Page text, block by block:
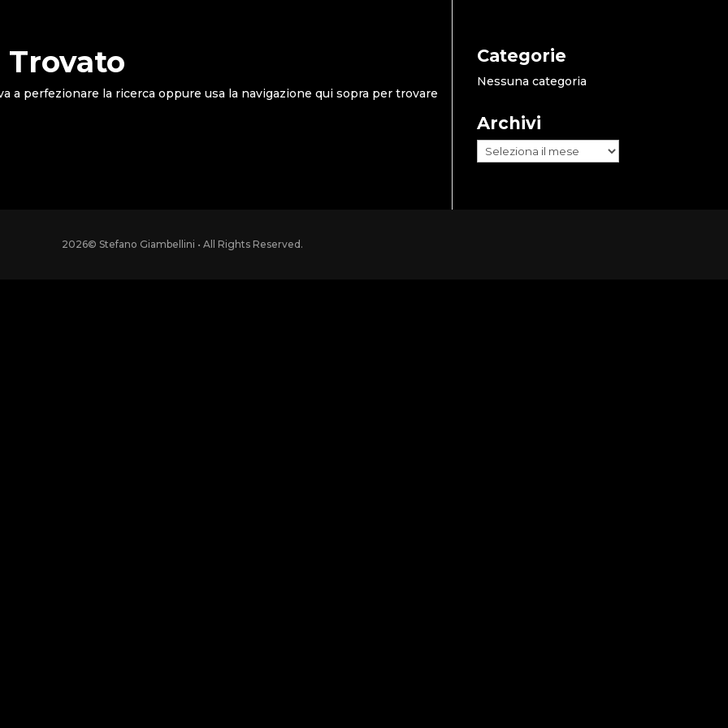
Trovato
a perfezionare la ricerca oppure usa la navigazione qui sopra per trovare
Categorie
Nessuna categoria
Archivi
Archivi
2026© Stefano Giambellini • All Rights Reserved.